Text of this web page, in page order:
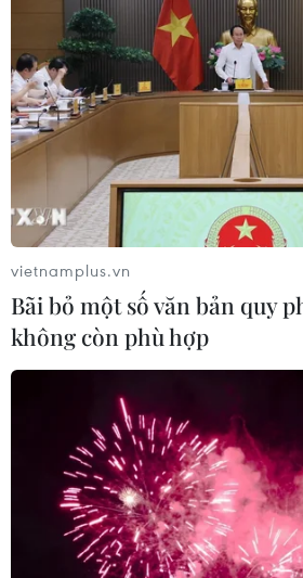
TIN CÙNG CHUYÊN MỤC
Trung Quốc thử nghiệm tuyến tàu
cao tốc xuyên vùng đất đóng
vĩnh cửu
06/08/2026 12:35
vietnamplus.vn
Bãi bỏ một số văn bản quy
không còn phù hợp